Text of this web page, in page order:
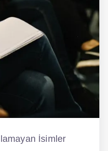
İsimler